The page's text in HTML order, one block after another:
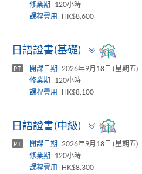
修業期
120小時
課程費用
HK$8,600
日語證書(基礎)
Toggle
panel
PT 開課日期
2026年9月18日 (星期五)
修業期
120小時
課程費用
HK$8,100
日語證書(中級)
Toggle
panel
PT 開課日期
2026年9月18日 (星期五)
修業期
120小時
課程費用
HK$8,300